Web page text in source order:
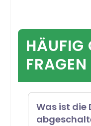
HÄUFIG
FRAGEN
Was ist die